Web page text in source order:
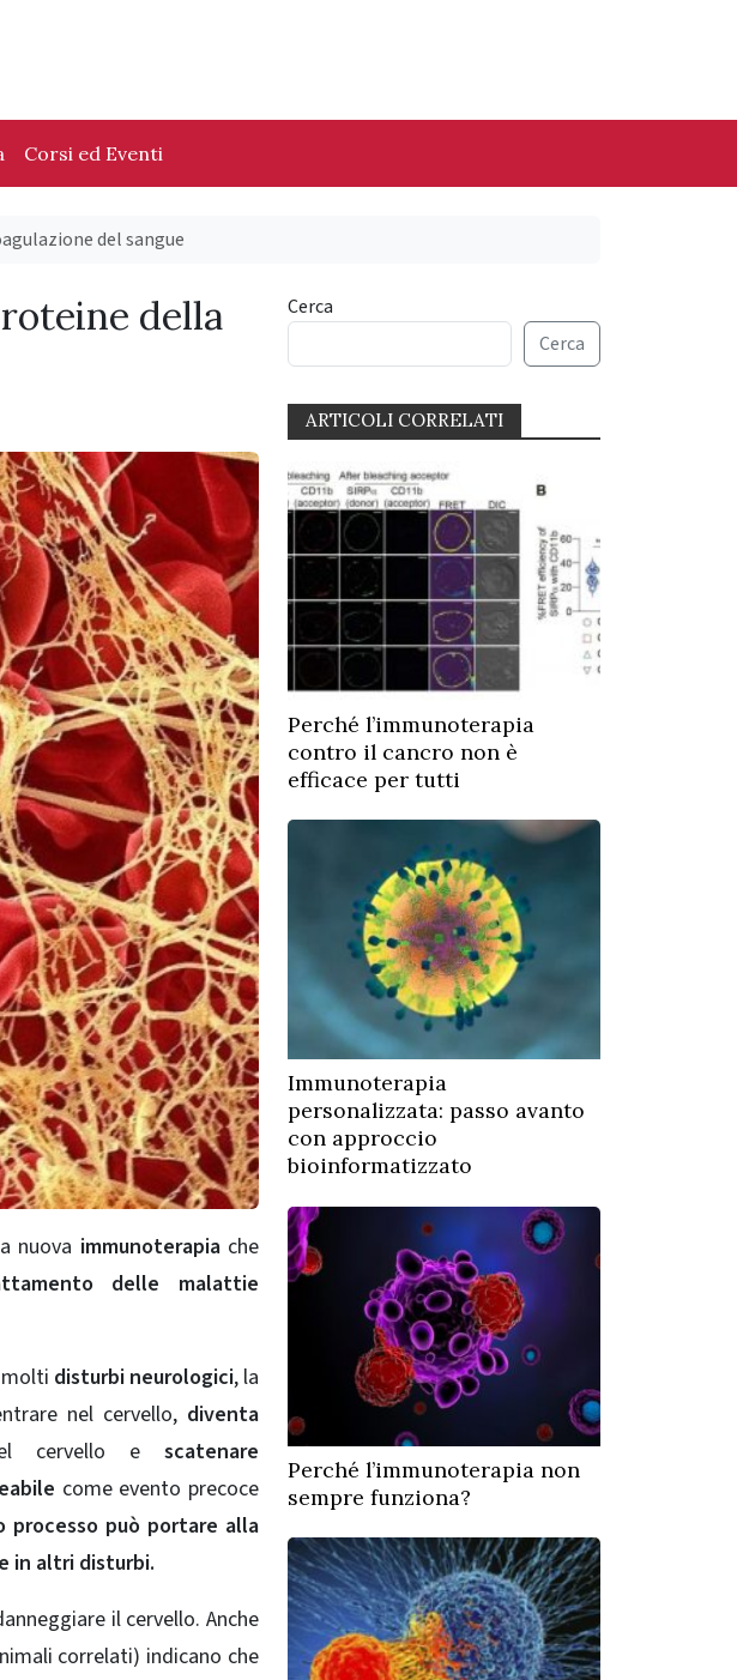
Corsi ed Eventi
del sangue
​​della
nuova immunoterapiache
delle malattie
disturbi neurologici, la
nel cervello, diventa
cervello e scatenare
come evento precoce
processo può portare alla
in altri disturbi.
il cervello. Anche
correlati) indicano che
Cerca
Cerca
ARTICOLI CORRELATI
Perché l’immunoterapia
contro il cancro non è
efficace per tutti
Immunoterapia
personalizzata: passo avanto
con approccio
bioinformatizzato
Perché l’immunoterapia non
sempre funziona?